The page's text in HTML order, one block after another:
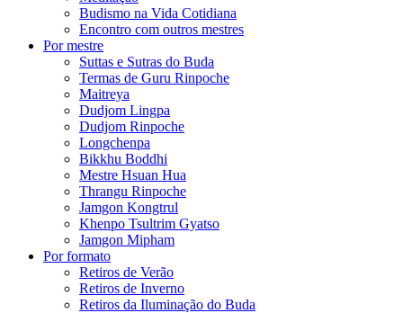
Budismo na Vida Cotidiana
Encontro com outros mestres
Por mestre
Suttas e Sutras do Buda
Termas de Guru Rinpoche
Maitreya
Dudjom Lingpa
Dudjom Rinpoche
Longchenpa
Bikkhu Boddhi
Mestre Hsuan Hua
Thrangu Rinpoche
Jamgon Kongtrul
Khenpo Tsultrim Gyatso
Jamgon Mipham
Por formato
Retiros de Verão
Retiros de Inverno
Retiros da Iluminação do Buda